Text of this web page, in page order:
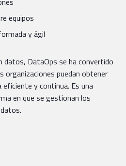
equipos
y ágil
datos, DataOps se ha convertido
organizaciones puedan obtener
y continua. Es una
en que se gestionan los